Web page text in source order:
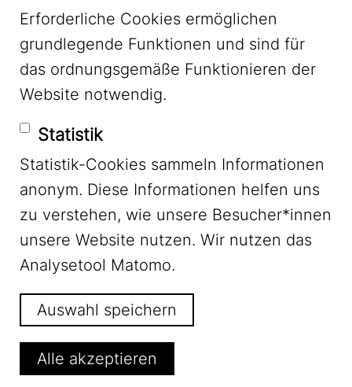
Quelle:
(1) Peter D. Norton (2008). Fighting Traffic.
The Dawn of the Motor Age in the American
City. Cambridge Massachusetts, London,
England: The MIT Press.
Hinweis:
Der Beitrag entstand im Rahmen des
Forschungsprojektes„Sprachkompass"
Weiteres Material zur Bedeutung der
Sprache in der Kommunikation über
Mobilitätsfragen finden Sie
Erforderliche Cookies ermöglichen
grundlegende Funktionen und sind für
das ordnungsgemäße Funktionieren der
Website notwendig.
Statistik
Statistik-Cookies sammeln Informationen
anonym. Diese Informationen helfen uns
zu verstehen, wie unsere Besucher*innen
unsere Website nutzen. Wir nutzen das
Analysetool Matomo.
Auswahl speichern
Alle akzeptieren